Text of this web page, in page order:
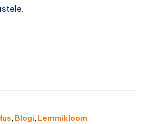
, Blogi, Lemmikloom